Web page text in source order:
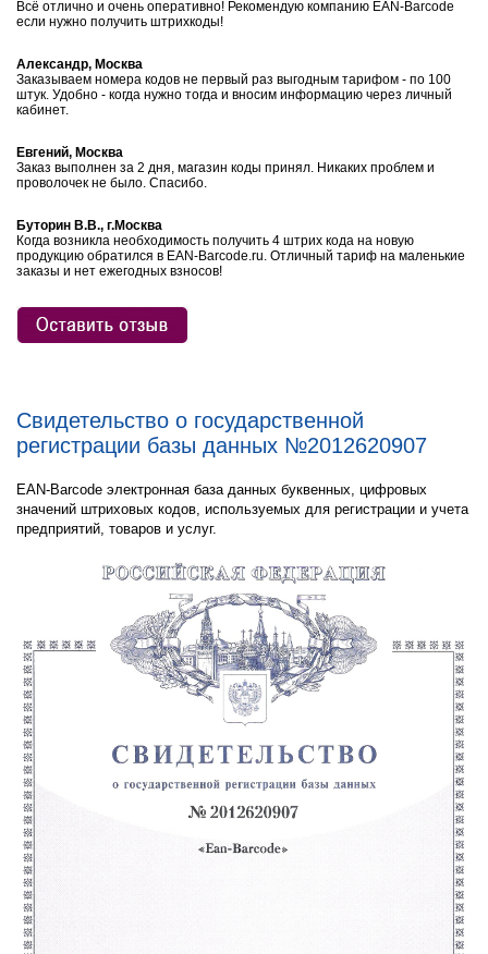
Всё отлично и очень оперативно! Рекомендую компанию EAN-Barcode
если нужно получить штрихкоды!
Александр, Москва
Заказываем номера кодов не первый раз выгодным тарифом - по 100
штук. Удобно - когда нужно тогда и вносим информацию через личный
кабинет.
Евгений, Москва
Заказ выполнен за 2 дня, магазин коды принял. Никаких проблем и
проволочек не было. Спасибо.
Буторин В.В., г.Москва
Когда возникла необходимость получить 4 штрих кода на новую
продукцию обратился в EAN-Barcode.ru. Отличный тариф на маленькие
заказы и нет ежегодных взносов!
Свидетельство о государственной
регистрации базы данных №2012620907
EAN-Barcode электронная база данных буквенных, цифровых
значений штриховых кодов, используемых для регистрации и учета
предприятий, товаров и услуг.